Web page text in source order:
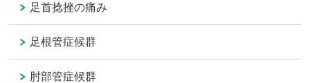
足首捻挫の痛み
足根管症候群
肘部管症候群